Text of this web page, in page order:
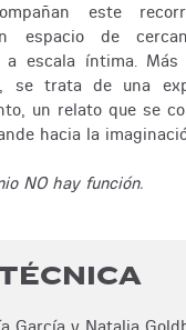
este
espacio de
a escala íntima.
se trata de una
un relato que se
hacia la
NO hay función.